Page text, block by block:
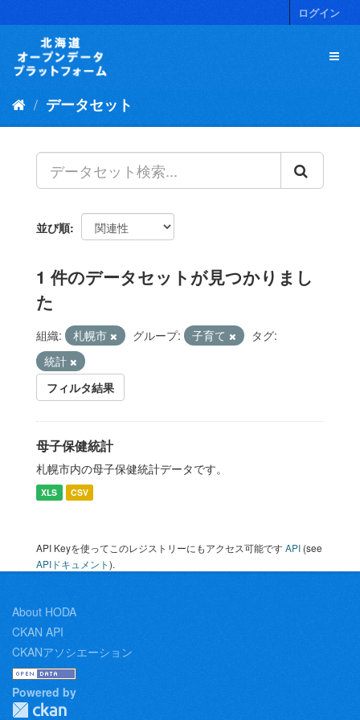
キ
ログイン
データセット
並び順
1 件のデータセットが見つかりまし
た
組織: 札幌市 グループ: 子育て
タグ:
統計
フィルタ結果
母子保健統計
札幌市内の母子保健統計データです。
XLS CSV
API Keyを使ってこのレジストリーにもアクセス可能ですAPI (see
APIドキュメント).
About HODA
CKAN API
CKANアソシエーション
Powered by